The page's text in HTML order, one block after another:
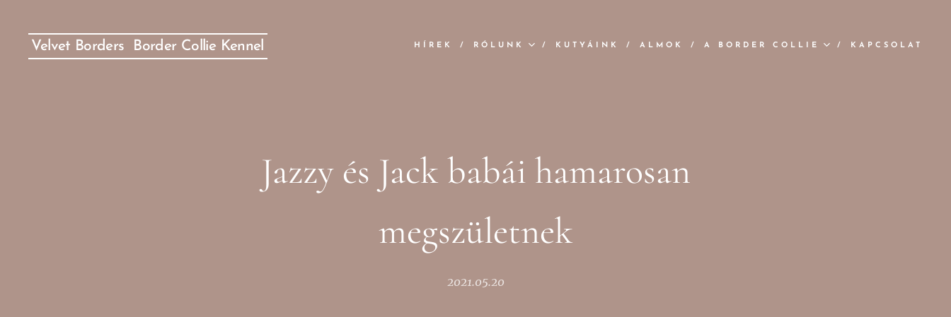
Velvet Borders Border Collie Kennel HÍREK RÓLUNK KUTYÁINK ALMOK A BORDER COLLIE KAPCSOLAT
Jazzy és Jack babái hamarosan
megszületnek
2021.05.20